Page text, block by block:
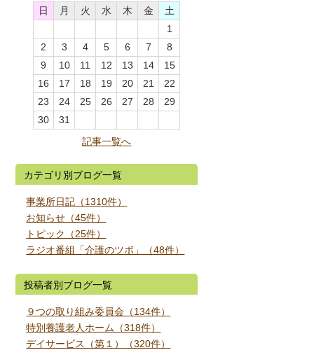
日
月 火 水 木 金
土
1
2
3 4 5 6 7
8
9
10 11 12 13 14
15
16
17 18 19 20 21
22
23
24 25 26 27 28
29
30
31
記事一覧へ
カテゴリ別ブログ一覧
事業所日記（1310件）
お知らせ（45件）
トピック（25件）
ラジオ番組「介護のツボ」（48件）
投稿者別ブログ一覧
９つの取り組み委員会（134件）
特別養護老人ホーム（318件）
デイサービス（第１）（320件）